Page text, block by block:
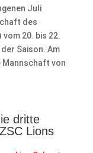
Juli
des
vom 20. bis 22.
Saison. Am
von
dritte
Lions